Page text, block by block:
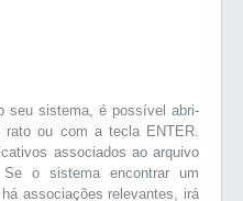
seu sistema, é possível abri-
ou com a tecla ENTER.
associados ao arquivo
o sistema encontrar um
associações relevantes, irá